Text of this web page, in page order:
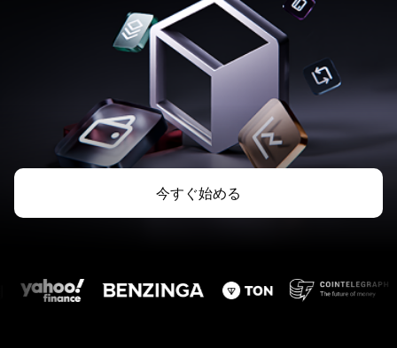
今すぐ始める